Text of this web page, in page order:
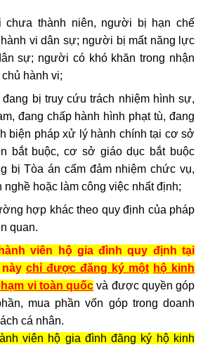
chưa thành niên, người bị hạn chế
vi dân sự; người bị mất năng lực
sự; người có khó khăn trong nhận
hành vi;
bị truy cứu trách nhiệm hình sự,
đang chấp hành hình phạt tù, đang
biện pháp xử lý hành chính tại cơ sở
bắt buộc, cơ sở giáo dục bắt buộc
bị Tòa án cấm đảm nhiệm chức vụ,
nghề hoặc làm công việc nhất định;
hợp khác theo quy định của pháp
quan.
viên hộ gia đình quy định tại
chỉ được đăng ký một hộ kinh
vi toàn quốc và được quyền góp
mua phần vốn góp trong doanh
cá nhân.
viên hộ gia đình đăng ký hộ kinh